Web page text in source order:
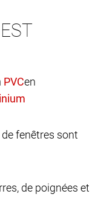
en
fenêtres sont
de poignées et